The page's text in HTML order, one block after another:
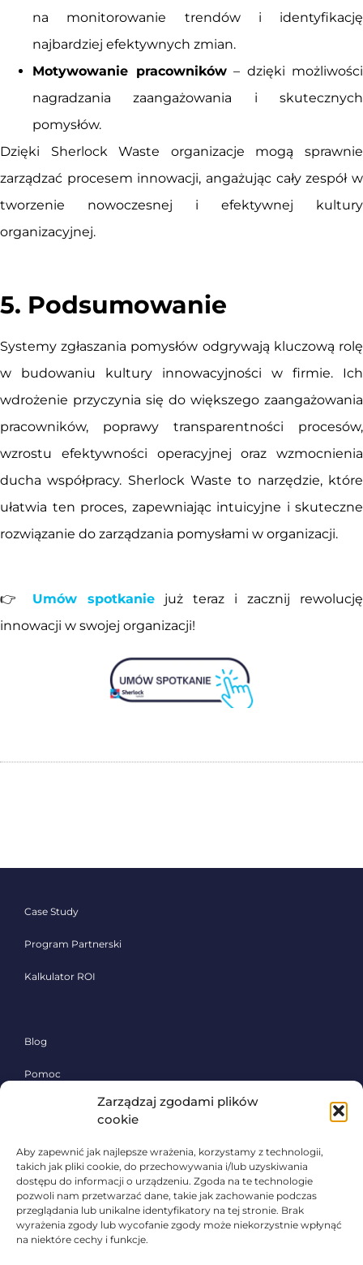
Zarządzaj zgodami plików
cookie
Aby zapewnić jak najlepsze wrażenia, korzystamy z technologii,
takich jak pliki cookie, do przechowywania i/lub uzyskiwania
dostępu do informacji o urządzeniu. Zgoda na te technologie
pozwoli nam przetwarzać dane, takie jak zachowanie podczas
przeglądania lub unikalne identyfikatory na tej stronie. Brak
wyrażenia zgody lub wycofanie zgody może niekorzystnie wpłynąć
na niektóre cechy i funkcje.
na monitorowanie trendów i identyfikację
najbardziej efektywnych zmian.
Motywowanie pracowników– dzięki możliwości
nagradzania zaangażowania i skutecznych
pomysłów.
Dzięki Sherlock Waste organizacje mogą sprawnie
zarządzać procesem innowacji, angażując cały zespół w
tworzenie nowoczesnej i efektywnej kultury
organizacyjnej.
5. Podsumowanie
Systemy zgłaszania pomysłów odgrywają kluczową rolę
w budowaniu kultury innowacyjności w firmie. Ich
wdrożenie przyczynia się do większego zaangażowania
pracowników, poprawy transparentności procesów,
wzrostu efektywności operacyjnej oraz wzmocnienia
ducha współpracy. Sherlock Waste to narzędzie, które
ułatwia ten proces, zapewniając intuicyjne i skuteczne
rozwiązanie do zarządzania pomysłami w organizacji.
👉 Umów spotkanie już teraz i zacznij rewolucję
innowacji w swojej organizacji!
Case Study
Program Partnerski
Kalkulator ROI
Blog
Pomoc
Polityka prywatności
Poznaj system Sherlock Waste,
skontaktuj się!
Zadzwoń:
+48 531 683 516